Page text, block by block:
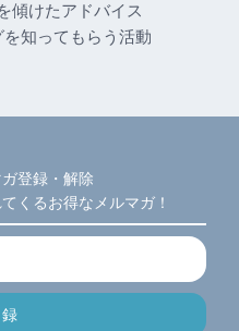
傾けたアドバイス
知ってもらう活動
登録・解除
くるお得なメルマガ！